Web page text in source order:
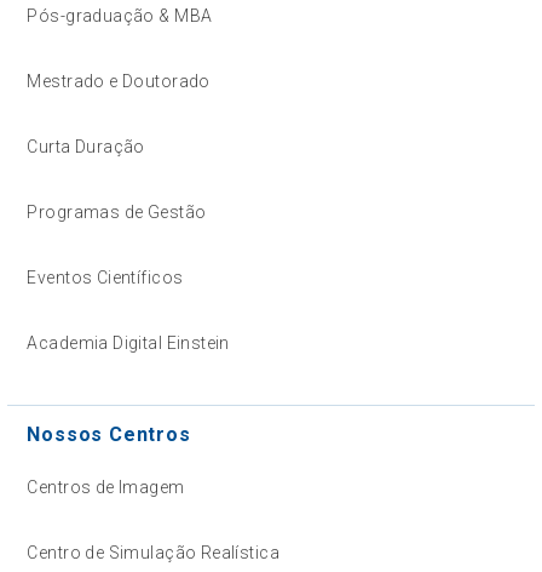
Pós-graduação & MBA
Mestrado e Doutorado
Curta Duração
Programas de Gestão
Eventos Científicos
Academia Digital Einstein
Nossos Centros
Centros de Imagem
Centro de Simulação Realística